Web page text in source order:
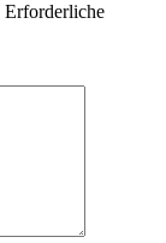
Erforderliche